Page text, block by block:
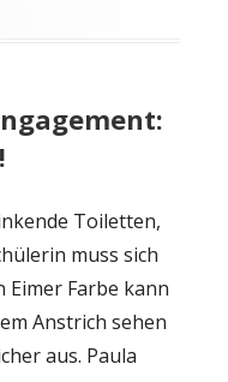
Toiletten,
muss sich
Eimer Farbe kann
Anstrich sehen
aus. Paula